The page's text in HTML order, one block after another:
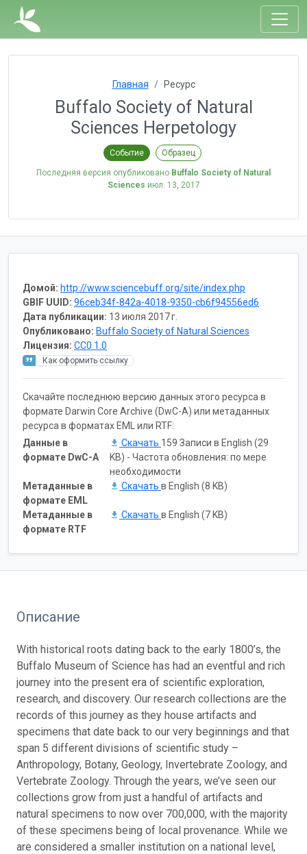
Главная Ресурс
Buffalo Society of Natural
Sciences Herpetology
Событие Образец
Последняя версия опубликовано Buffalo Society of Natural
Sciences июл. 13, 2017
Домой: http://www.sciencebuff.org/site/index.php
GBIF UUID: 96ceb34f-842a-4018-9350-cb6f94556ed6
Дата публикации: 13 июля 2017 г.
Опубликовано: Buffalo Society of Natural Sciences
Лицензия: CC0 1.0
Как оформить ссылку
Скачайте последнюю версию данных этого ресурса в
формате Darwin Core Archive (DwC-A) или метаданных
ресурса в форматах EML или RTF:
Данные в
формате DwC-A
Скачать 159 Записи в English (29
KB) - Частота обновления: по мере
необходимости
Метаданные в
формате EML
Скачать в English (8 KB)
Метаданные в
формате RTF
Скачать в English (7 KB)
Описание
With historical roots dating back to the early 1800’s, the
Buffalo Museum of Science has had an eventful and rich
journey into the present era of scientific exploration,
research, and discovery. Our research collections are the
records of this journey as they house artifacts and
specimens that date back to our very beginnings and that
span 5 different divisions of scientific study –
Anthropology, Botany, Geology, Invertebrate Zoology, and
Vertebrate Zoology. Through the years, we’ve seen our
collections grow from just a handful of artifacts and
natural specimens to now over 700,000, with the majority
of these specimens being of local provenance. While we
are considered a smaller institution on a national level,